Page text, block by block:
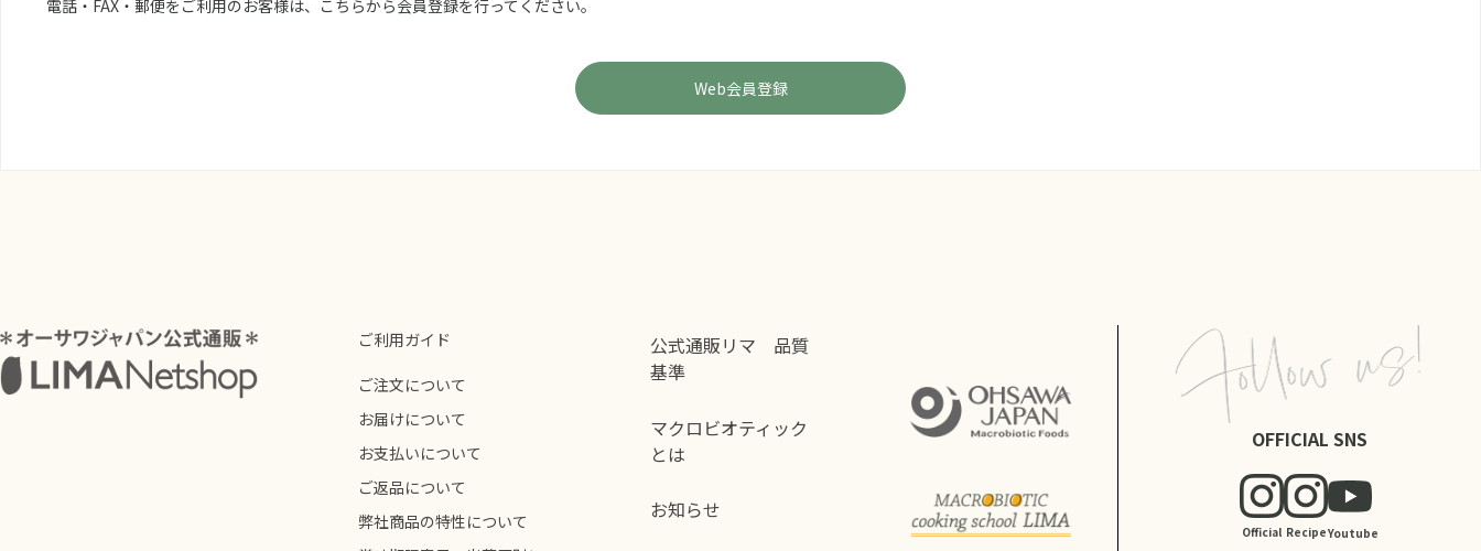
電話・FAX・郵便をご利用のお客様は、こちらから会員登録を行ってください。
ご利用ガイド
ご注文について
お届けについて
お支払いについて
ご返品について
弊社商品の特性について
公式通販リマ 品質
基準
マクロビオティック
とは
お知らせ
OFFICIAL SNS
Official RecipeYoutube